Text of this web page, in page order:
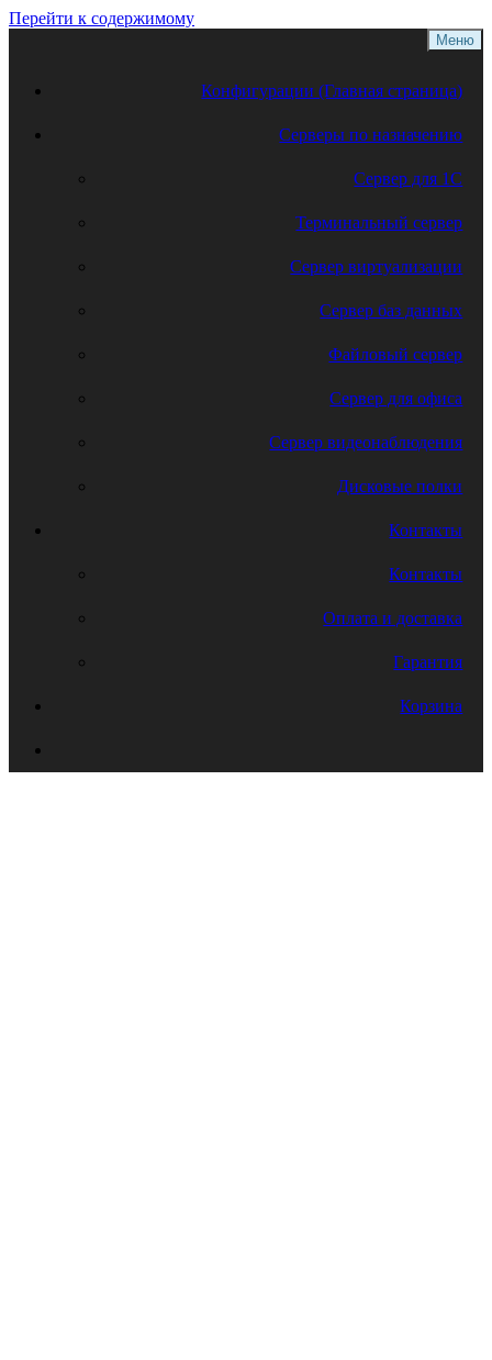
Перейти к содержимому
Меню
Конфигурации (Главная страница)
Серверы по назначению
Сервер для 1С
Терминальный сервер
Сервер виртуализации
Сервер баз данных
Файловый сервер
Сервер для офиса
Сервер видеонаблюдения
Дисковые полки
Контакты
Контакты
Оплата и доставка
Гарантия
Корзина